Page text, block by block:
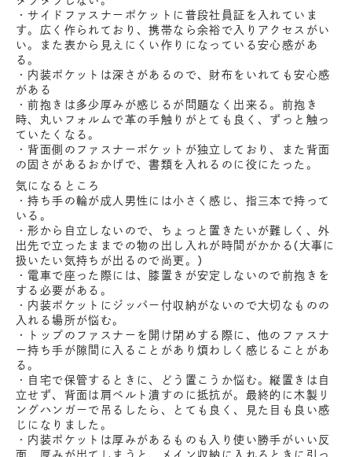
・サイドファスナーポケットに普段社員証を入れていま
す。広く作られており、携帯なら余裕で入りアクセスがい
い。また表から見えにくい作りになっている安心感があ
る。
・内装ポケットは深さがあるので、財布をいれても安心感
がある
・前抱きは多少厚みが感じるが問題なく出来る。前抱き
時、丸いフォルムで革の手触りがとても良く、ずっと触っ
ていたくなる。
・背面側のファスナーポケットが独立しており、また背面
の固さがあるおかげで、書類を入れるのに役にたった。
気になるところ
・持ち手の輪が成人男性には小さく感じ、指三本で持って
いる。
・形から自立しないので、ちょっと置きたいが難しく、外
出先で立ったままでの物の出し入れが時間がかかる(大事に
扱いたい気持ちが出るので尚更。)
・電車で座った際には、膝置きが安定しないので前抱きを
する必要がある。
・内装ポケットにジッパー付収納がないので大切なものの
入れる場所が悩む。
・トップのファスナーを開け閉めする際に、他のファスナ
ー持ち手が隙間に入ることがあり煩わしく感じることがあ
る。
・自宅で保管するときに、どう置こうか悩む。縦置きは自
立せず、背面は肩ベルト潰すのに抵抗が。最終的に木製リ
ングハンガーで吊るしたら、とても良く、見た目も良い感
じになりました。
・内装ポケットは厚みがあるものも入り使い勝手がいい反